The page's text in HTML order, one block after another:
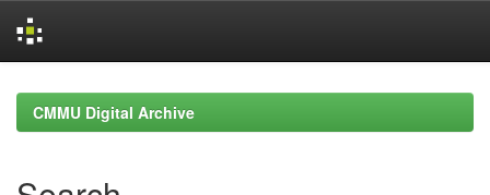
navigationCMMU Digital Archive